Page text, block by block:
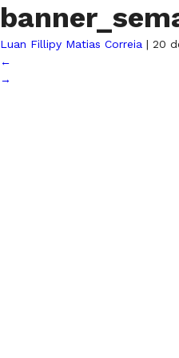
Luan Fillipy Matias Correia | 20
←
→